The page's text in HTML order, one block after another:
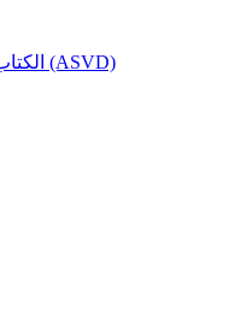
الكتاب المقدس ترجمة فانديك وسميث (ASVD)